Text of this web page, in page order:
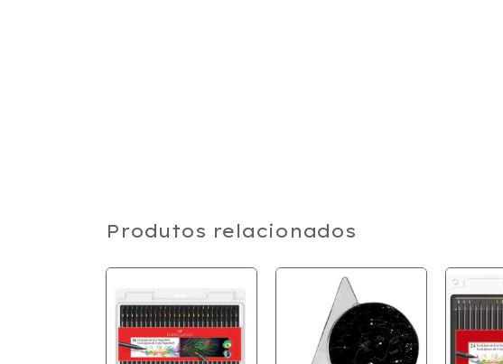
Produtos relacionados